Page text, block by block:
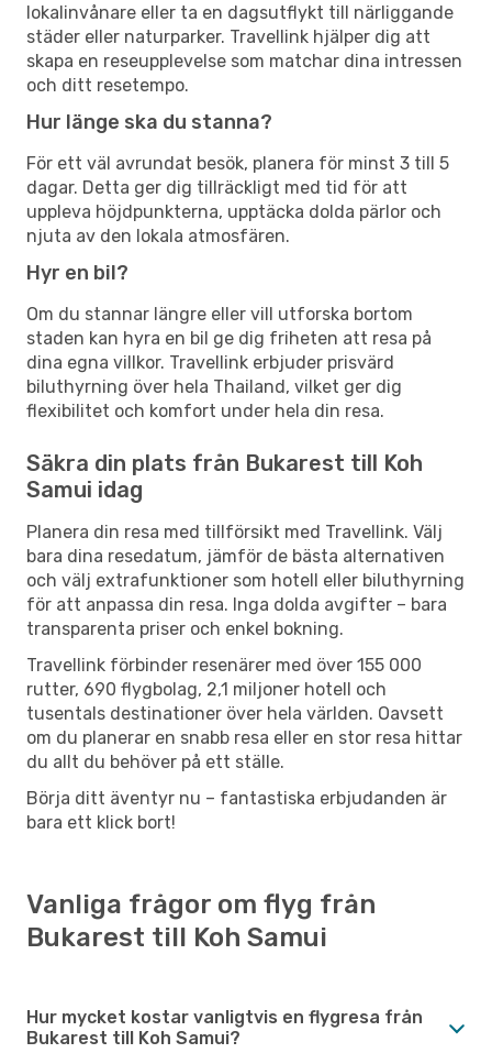
lokalinvånare eller ta en dagsutflykt till närliggande
städer eller naturparker. Travellink hjälper dig att
skapa en reseupplevelse som matchar dina intressen
och ditt resetempo.
Hur länge ska du stanna?
För ett väl avrundat besök, planera för minst 3 till 5
dagar. Detta ger dig tillräckligt med tid för att
uppleva höjdpunkterna, upptäcka dolda pärlor och
njuta av den lokala atmosfären.
Hyr en bil?
Om du stannar längre eller vill utforska bortom
staden kan hyra en bil ge dig friheten att resa på
dina egna villkor. Travellink erbjuder prisvärd
biluthyrning över hela Thailand, vilket ger dig
flexibilitet och komfort under hela din resa.
Säkra din plats från Bukarest till Koh
Samui idag
Planera din resa med tillförsikt med Travellink. Välj
bara dina resedatum, jämför de bästa alternativen
och välj extrafunktioner som hotell eller biluthyrning
för att anpassa din resa. Inga dolda avgifter – bara
transparenta priser och enkel bokning.
Travellink förbinder resenärer med över 155 000
rutter, 690 flygbolag, 2,1 miljoner hotell och
tusentals destinationer över hela världen. Oavsett
om du planerar en snabb resa eller en stor resa hittar
du allt du behöver på ett ställe.
Börja ditt äventyr nu – fantastiska erbjudanden är
bara ett klick bort!
Vanliga frågor om flyg från
Bukarest till Koh Samui
Hur mycket kostar vanligtvis en flygresa från
Bukarest till Koh Samui?